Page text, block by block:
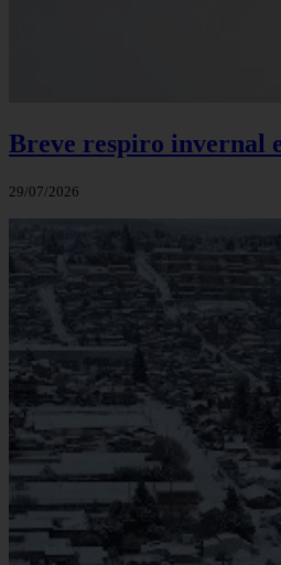
Breve respiro invernal
29/07/2026